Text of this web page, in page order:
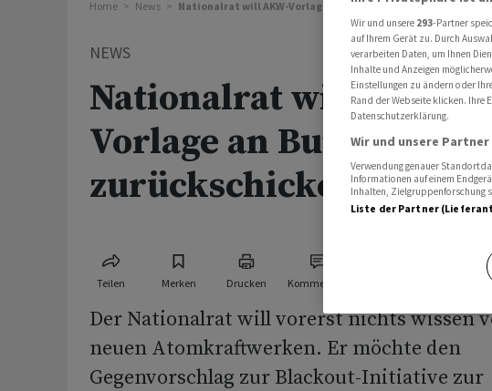
Home News Nationalrat will AKW-Vorlage an Bundesrat zurückschicken
NEWS
Nationalrat will AKW-
Vorlage an Bundesrat
zurückschicken
Teilen Merken Drucken Kommentare
Der Nationalrat will vorerst nichts wissen
neuen Atomkraftwerken. Er möchte den
Gegenvorschlag zur Blackout-Initiative zur
Wir und unsere 293-Partner
auf Ihrem Gerät zu. Durch
verarbeiten Daten, um Ihnen
Inhalte und Anzeigen
Einstellungen zu ändern oder
Rand der Webseite klicken. Ihre
Datenschutzerklärung.
Wir und unsere
Verwendung genauer
Informationen auf einem
Inhalten, Zielgruppenforschung
Liste der Partner